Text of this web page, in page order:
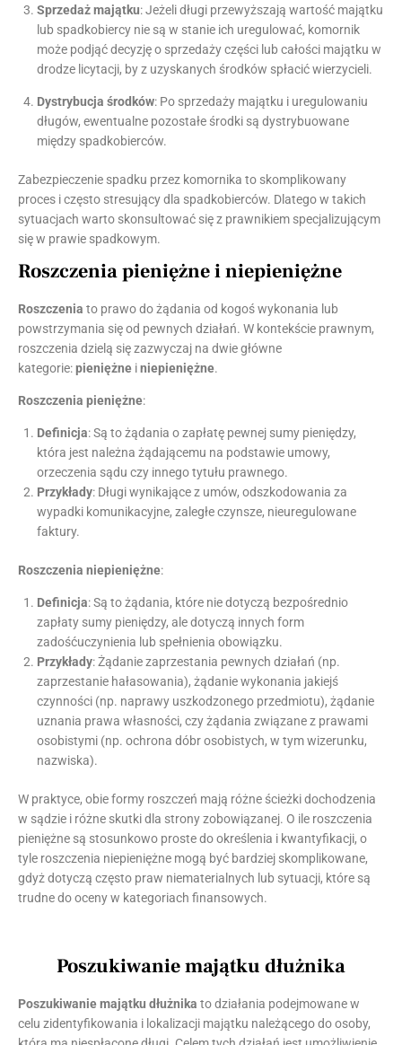
Sprzedaż majątku: Jeżeli długi przewyższają wartość majątku
lub spadkobiercy nie są w stanie ich uregulować, komornik
może podjąć decyzję o sprzedaży części lub całości majątku w
drodze licytacji, by z uzyskanych środków spłacić wierzycieli.
Dystrybucja środków: Po sprzedaży majątku i uregulowaniu
długów, ewentualne pozostałe środki są dystrybuowane
między spadkobierców.
Zabezpieczenie spadku przez komornika to skomplikowany
proces i często stresujący dla spadkobierców. Dlatego w takich
sytuacjach warto skonsultować się z prawnikiem specjalizującym
się w prawie spadkowym.
Roszczenia pieniężne i niepieniężne
Roszczenia to prawo do żądania od kogoś wykonania lub
powstrzymania się od pewnych działań. W kontekście prawnym,
roszczenia dzielą się zazwyczaj na dwie główne
kategorie:pieniężne iniepieniężne.
Roszczenia pieniężne:
Definicja: Są to żądania o zapłatę pewnej sumy pieniędzy,
która jest należna żądającemu na podstawie umowy,
orzeczenia sądu czy innego tytułu prawnego.
Przykłady: Długi wynikające z umów, odszkodowania za
wypadki komunikacyjne, zaległe czynsze, nieuregulowane
faktury.
Roszczenia niepieniężne:
Definicja: Są to żądania, które nie dotyczą bezpośrednio
zapłaty sumy pieniędzy, ale dotyczą innych form
zadośćuczynienia lub spełnienia obowiązku.
Przykłady: Żądanie zaprzestania pewnych działań (np.
zaprzestanie hałasowania), żądanie wykonania jakiejś
czynności (np. naprawy uszkodzonego przedmiotu), żądanie
uznania prawa własności, czy żądania związane z prawami
osobistymi (np. ochrona dóbr osobistych, w tym wizerunku,
nazwiska).
W praktyce, obie formy roszczeń mają różne ścieżki dochodzenia
w sądzie i różne skutki dla strony zobowiązanej. O ile roszczenia
pieniężne są stosunkowo proste do określenia i kwantyfikacji, o
tyle roszczenia niepieniężne mogą być bardziej skomplikowane,
gdyż dotyczą często praw niematerialnych lub sytuacji, które są
trudne do oceny w kategoriach finansowych.
Poszukiwanie majątku dłużnika
Poszukiwanie majątku dłużnika to działania podejmowane w
celu zidentyfikowania i lokalizacji majątku należącego do osoby,